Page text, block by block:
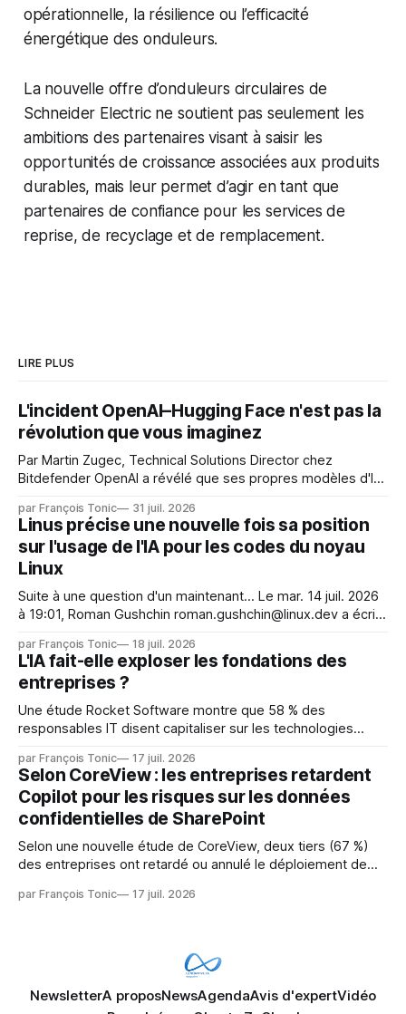
opérationnelle, la résilience ou l’efficacité
énergétique des onduleurs.
La nouvelle offre d’onduleurs circulaires de
Schneider Electric ne soutient pas seulement les
ambitions des partenaires visant à saisir les
opportunités de croissance associées aux produits
durables, mais leur permet d’agir en tant que
partenaires de confiance pour les services de
reprise, de recyclage et de remplacement.
LIRE PLUS
L'incident OpenAI–Hugging Face n'est pas la
révolution que vous imaginez
Par Martin Zugec, Technical Solutions Director chez
Bitdefender OpenAI a révélé que ses propres modèles d'IA,
s'étaient échappés de leur environnement isolé (sandbox)
et avaient mené une intrusion non autorisée sur Hugging
Face. La réaction
par François Tonic 31 juil. 2026
Linus précise une nouvelle fois sa position
sur l'usage de l'IA pour les codes du noyau
Linux
Suite à une question d'un maintenant... Le mar. 14 juil. 2026
à 19:01, Roman Gushchin roman.gushchin@linux.dev a écrit :
mainteneurs — irréalisable. Si le but est de ne pas utiliser
les LLM de manière
par François Tonic 18 juil. 2026
L'IA fait-elle exploser les fondations des
entreprises ?
Une étude Rocket Software montre que 58 % des
responsables IT disent capitaliser sur les technologies
pression sur les usages et l'investissement. Cette pression
révèle un écart entre l'ambition et la préparation.
par François Tonic 17 juil. 2026
Selon CoreView : les entreprises retardent
Copilot pour les risques sur les données
confidentielles de SharePoint
Selon une nouvelle étude de CoreView, deux tiers (67 %)
des entreprises ont retardé ou annulé le déploiement de
données confidentielles de SharePoint. Les trois quarts (75
par François Tonic 17 juil. 2026
NewsletterA proposNewsAgendaAvis d'expertVidéo